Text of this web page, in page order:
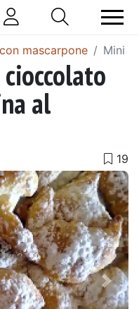
mascarpone Mini
al